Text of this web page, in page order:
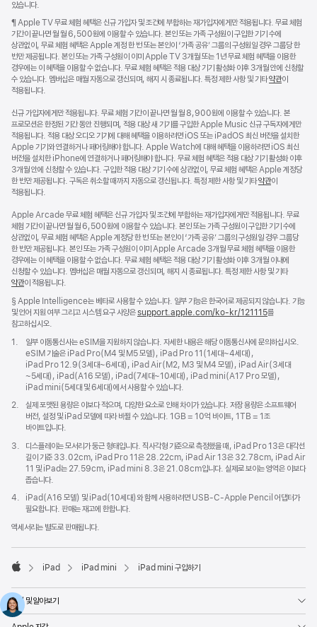
있습니다.
각주
¶ Apple TV 무료 체험 혜택은 신규 가입자 및 조건에 부합하는 재가입자에게만 적용됩니다. 무료 체험
기간이 끝나면 월 월 6,500원에 이용할 수 있습니다. 본인 또는 가족 구성원이 구입한 기기 수에
상관없이, 무료 체험 혜택은 Apple 계정 한 번 또는 본인이 ‘가족 공유’ 그룹의 구성원일 경우 그룹당 한
번만 제공됩니다. 본인 또는 가족 구성원이 이미 Apple TV 3개월 또는 1년 무료 체험 혜택을 이용한
경우에는 이 혜택을 이용할 수 없습니다. 무료 체험 혜택은 적용 대상 기기 활성화 이후 3개월 안에 신청할
수 있습니다. 멤버십은 매월 자동으로 갱신되며, 해지 시 종료됩니다. 특정 제한 사항 및 기타약관이
적용됩니다.
신규 가입자에게만 적용됩니다. 무료 체험 기간이 끝나면 월 월 8,900원에 이용할 수 있습니다. 본
프로모션은 한정된 기간 동안 진행되며, 적용 대상 새 기기를 구입한 Apple Music 신규 구독자에게만
적용됩니다. 적용 대상 오디오 기기에 대해 혜택을 이용하려면 iOS 또는 iPadOS 최신 버전을 설치한
Apple 기기와 연결하거나 페어링해야 합니다. Apple Watch에 대해 혜택을 이용하려면 iOS 최신
버전을 설치한 iPhone에 연결하거나 페어링해야 합니다. 무료 체험 혜택은 적용 대상 기기 활성화 이후
3개월 안에 신청할 수 있습니다. 구입한 적용 대상 기기 수에 상관없이, 무료 체험 혜택은 Apple 계정당
한 번만 제공됩니다. 구독은 취소할 때까지 자동으로 갱신됩니다. 특정 제한 사항 및 기타약관이
적용됩니다.
Apple Arcade 무료 체험 혜택은 신규 가입자 및 조건에 부합하는 재가입자에게만 적용됩니다. 무료
체험 기간이 끝나면 월 월 6,500원에 이용할 수 있습니다. 본인 또는 가족 구성원이 구입한 기기 수에
상관없이, 무료 체험 혜택은 Apple 계정당 한 번 또는 본인이 ‘가족 공유’ 그룹의 구성원일 경우 그룹당
한 번만 제공됩니다. 본인 또는 가족 구성원이 이미 Apple Arcade 3개월 무료 체험 혜택을 이용한
경우에는 이 혜택을 이용할 수 없습니다. 무료 체험 혜택은 적용 대상 기기 활성화 이후 3개월 이내에
신청할 수 있습니다. 멤버십은 매월 자동으로 갱신되며, 해지 시 종료됩니다. 특정 제한 사항 및 기타
약관이 적용됩니다.
각주
§ Apple Intelligence는 베타로 사용할 수 있습니다. 일부 기능은 한국어로 제공되지 않습니다. 기능
및 언어 지원 여부 그리고 시스템 요구 사양은support.apple.com/ko-kr/121115(새
를
참고하십시오.
각주
1.
일부 이동통신사는 eSIM을 지원하지 않습니다. 자세한 내용은 해당 이동통신사에 문의하십시오.
eSIM 기술은 iPad Pro(M4 및 M5 모델), iPad Pro 11(1세대~4세대),
iPad Pro 12.9(3세대~6세대), iPad Air(M2, M3 및 M4 모델), iPad Air(3세대
~5세대), iPad(A16 모델), iPad(7세대~10세대), iPad mini(A17 Pro 모델),
iPad mini(5세대 및 6세대)에서 사용할 수 있습니다.
각주
2.
실제 포맷된 용량은 이보다 적으며, 다양한 요소로 인해 차이가 있습니다. 저장 용량은 소프트웨어
버전, 설정 및 iPad 모델에 따라 바뀔 수 있습니다. 1GB = 10억 바이트, 1TB = 1조
바이트입니다.
각주
3.
디스플레이는 모서리가 둥근 형태입니다. 직사각형 기준으로 측정했을 때, iPad Pro 13은 대각선
길이 기준 33.02cm, iPad Pro 11은 28.22cm, iPad Air 13은 32.78cm, iPad Air
11 및 iPad는 27.59cm, iPad mini 8.3은 21.08cm입니다. 실제로 보이는 영역은 이보다
좁습니다.
각주
4.
iPad(A16 모델) 및 iPad(10세대)와 함께 사용하려면 USB-C-Apple Pencil 어댑터가
필요합니다. 판매는 재고에 한합니다.
액세서리는 별도로 판매됩니다.
iPad iPad mini iPad mini 구입하기
쇼핑 및 알아보기